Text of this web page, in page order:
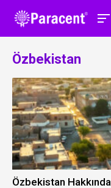
Özbekistan
Özbekistan